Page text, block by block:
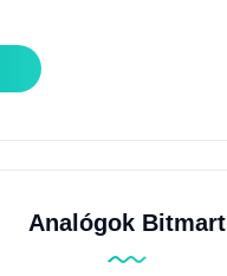
Analógok Bitmart